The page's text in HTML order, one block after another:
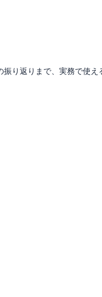
り返りまで、実務で使